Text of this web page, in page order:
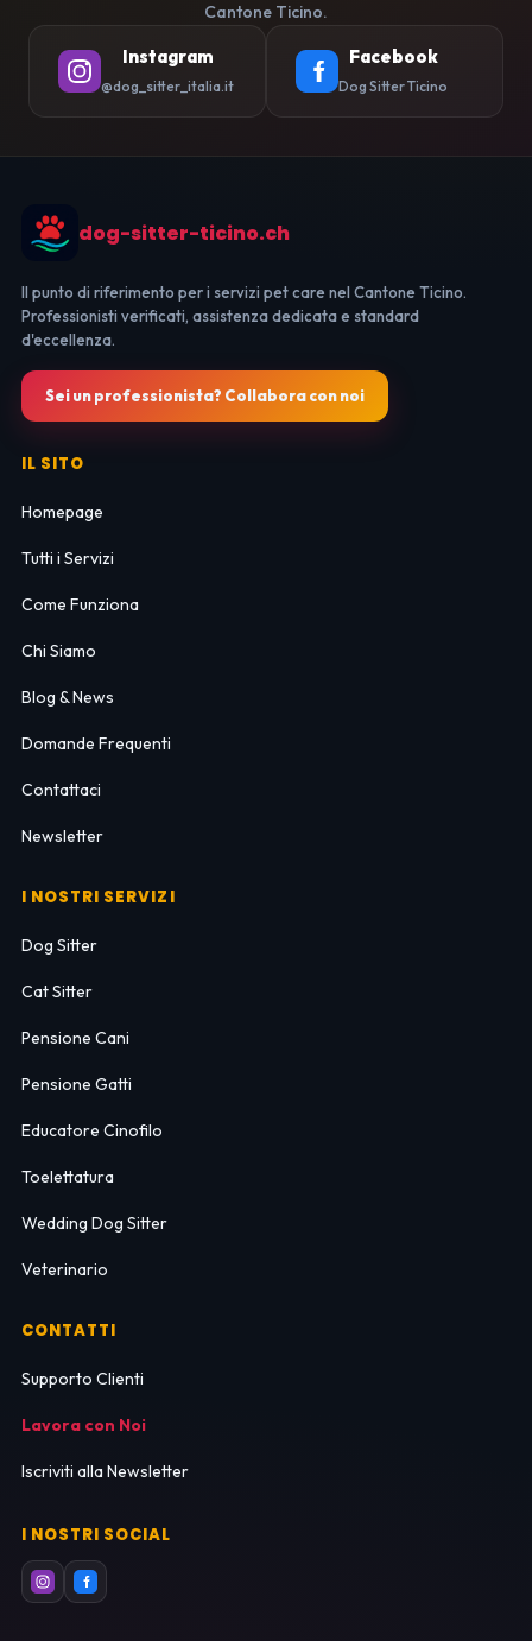
Cantone Ticino.
Instagram
@dog_sitter_italia.it
Facebook
Dog Sitter Ticino
dog-sitter-ticino.ch
Il punto di riferimento per i servizi pet care nel Cantone Ticino.
Professionisti verificati, assistenza dedicata e standard
d'eccellenza.
Sei un professionista? Collabora con noi
IL SITO
Homepage
Tutti i Servizi
Come Funziona
Chi Siamo
Blog & News
Domande Frequenti
Contattaci
Newsletter
I NOSTRI SERVIZI
Dog Sitter
Cat Sitter
Pensione Cani
Pensione Gatti
Educatore Cinofilo
Toelettatura
Wedding Dog Sitter
Veterinario
CONTATTI
Supporto Clienti
Lavora con Noi
Iscriviti alla Newsletter
I NOSTRI SOCIAL